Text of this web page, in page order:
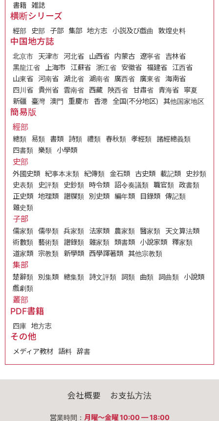
書籍 雑誌
横断シリーズ
經部 史部 子部 集部 地方志 小説及び戯曲 敦煌史料
中国地方誌
北京市 天津市 河北省 山西省 内蒙古 遼寧省
吉林省
黑龍江省
上海市 江蘇省 浙江省 安徽省 福建省
江西省
山東省 河南省 湖北省 湖南省 廣西省 廣東省 海南省
四川省
貴州省 雲南省 西藏 陝西省 甘肅省 青海省 寧夏
新疆
臺灣 澳門 重慶市 香港 全国(不分地区) 其他国家地区
簡易版
經部
總類 易類 書類 詩類 禮類 春秋類 孝經類
諸經總義類
四書類 樂類 小學類
史部
外國史類 紀事本末類 紀傳類 金石類 古史類 載記類
史抄類
史表類
史評類 史鈔類 時令類 詔令奏議類 職官類 政書類
正史類 地理類 譜牒類 別史類 編年類 目錄類 傳記類
雜史類
子部
儒家類 儒學類 兵家類 法家類 農家類 醫家類
天文算法類
術數類 藝術類 譜錄類 雜家類 類書類 小說家類 釋家類
道家類 宗教類 新學類 西學譯著類 其他宗教類
集部
楚辭類 別集類 總集類 詩文評類 詞類 曲類 詞曲類 小說類
戲劇類
叢部
PDF書籍
四庫 地方志
その他
メディア教材 語料 辞書
会社概要 お支払方法
営業時間： 月曜〜金曜 10:00 — 18:00